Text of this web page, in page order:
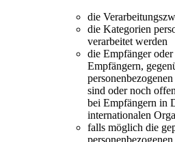
die
die Kategorien
verarbeitet werden
die Empfänger
Empfängern,
sind oder noch
bei Empfängern in
internationalen
falls möglich die